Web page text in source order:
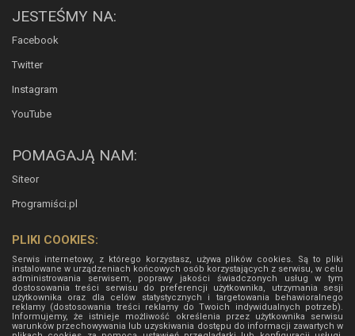
JESTEŚMY NA:
Facebook
Twitter
Instagram
YouTube
POMAGAJĄ NAM:
Siteor
Programiści.pl
PLIKI COOKIES:
Serwis internetowy, z którego korzystasz, używa plików cookies. Są to pliki
instalowane w urządzeniach końcowych osób korzystających z serwisu, w celu
administrowania serwisem, poprawy jakości świadczonych usług w tym
dostosowania treści serwisu do preferencji użytkownika, utrzymania sesji
użytkownika oraz dla celów statystycznych i targetowania behawioralnego
reklamy (dostosowania treści reklamy do Twoich indywidualnych potrzeb).
Informujemy, że istnieje możliwość określenia przez użytkownika serwisu
warunków przechowywania lub uzyskiwania dostępu do informacji zawartych w